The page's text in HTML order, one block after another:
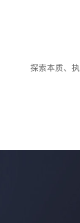
探索本质、